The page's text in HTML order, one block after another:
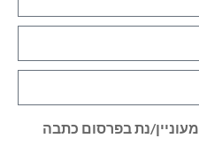
מעוניין/נת בפרסום כתבה